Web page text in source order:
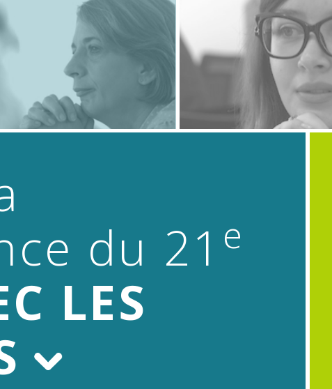
du 21 e
LES